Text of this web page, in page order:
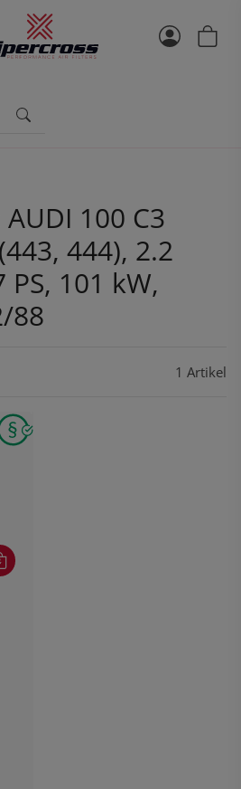
100 C3
444), 2.2
101 kW,
88
1 Artikel